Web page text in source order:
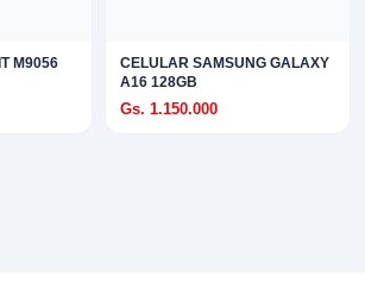
M9056
CELULAR SAMSUNG GALAXY
A16 128GB
Gs. 1.150.000